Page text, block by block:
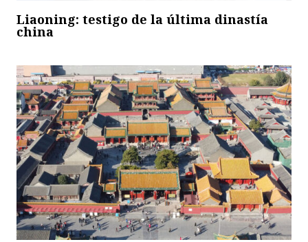
Liaoning: testigo de la última dinastía
china